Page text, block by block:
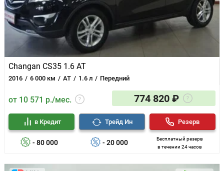
Changan CS35 1.6 AT
2016 6 000 км AT 1.6 л Передний
от 10 571 р./мес. 774 820 ₽
- 80 000
в Кредит
- 20 000
Трейд Ин
Бесплатный резерв
в течении 24 часов
Резерв